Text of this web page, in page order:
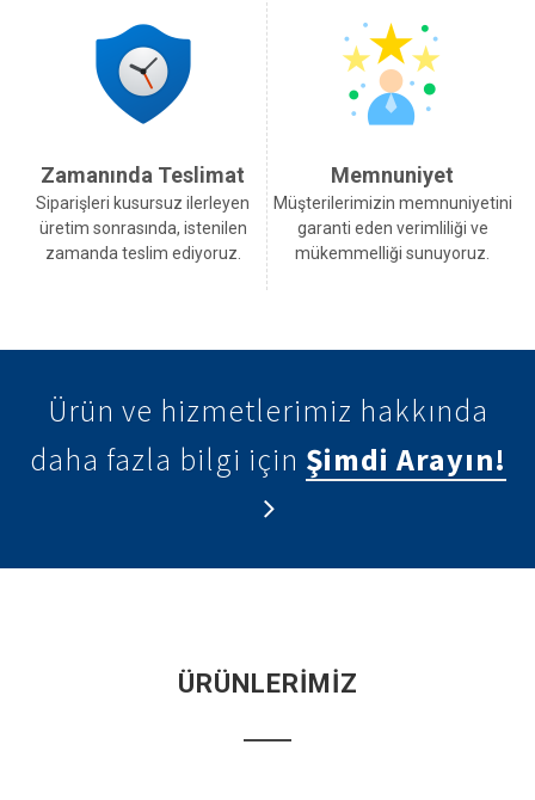
Zamanında Teslimat
Siparişleri kusursuz ilerleyen
üretim sonrasında, istenilen
zamanda teslim ediyoruz.
Memnuniyet
Müşterilerimizin memnuniyetini
garanti eden verimliliği ve
mükemmelliği sunuyoruz.
Ürün ve hizmetlerimiz hakkında
daha fazla bilgi için Şimdi Arayın!
ÜRÜNLERİMİZ